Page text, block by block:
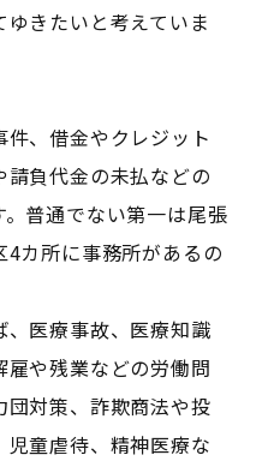
きたいと考えていま
、借金やクレジット
負代金の未払などの
普通でない第一は尾張
カ所に事務所があるの
医療事故、医療知識
や残業などの労働問
対策、詐欺商法や投
童虐待、精神医療な